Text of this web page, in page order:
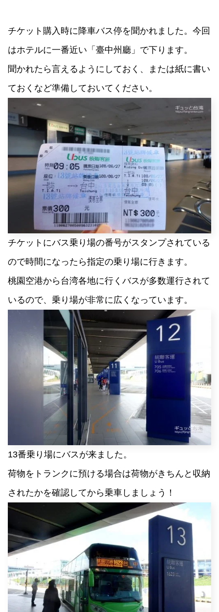
チケット購入時に降車バス停を聞かれました。今回
はホテルに一番近い「臺中州廳」で下ります。
聞かれたら言えるようにしておく、または紙に書い
ておくなど準備しておいてください。
チケットにバス乗り場の番号がスタンプされている
ので時間になったら指定の乗り場に行きます。
桃園空港から台湾各地に行くバスが多数運行されて
いるので、乗り場が非常に広くなっています。
13番乗り場にバスが来ました。
荷物をトランクに預ける場合は荷物がきちんと収納
されたかを確認してから乗車しましょう！